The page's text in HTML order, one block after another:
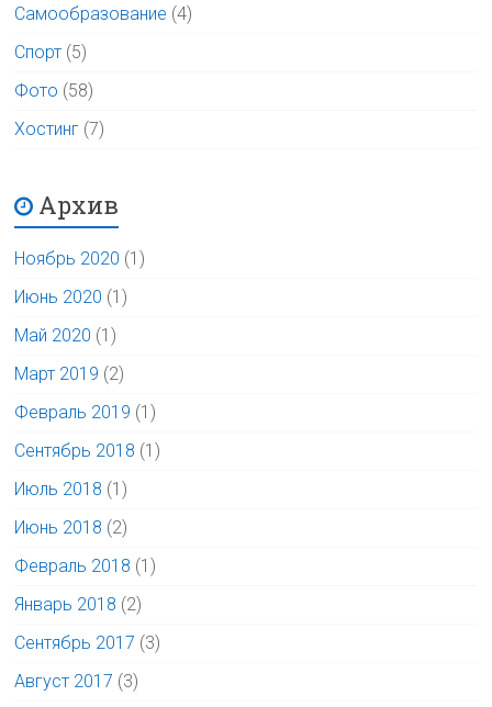
Самообразование (4)
Спорт (5)
Фото (58)
Хостинг (7)
Архив
Ноябрь 2020 (1)
Июнь 2020 (1)
Май 2020 (1)
Март 2019 (2)
Февраль 2019 (1)
Сентябрь 2018 (1)
Июль 2018 (1)
Июнь 2018 (2)
Февраль 2018 (1)
Январь 2018 (2)
Сентябрь 2017 (3)
Август 2017 (3)